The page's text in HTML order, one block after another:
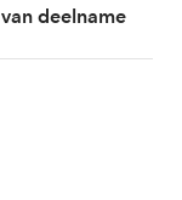
deelname